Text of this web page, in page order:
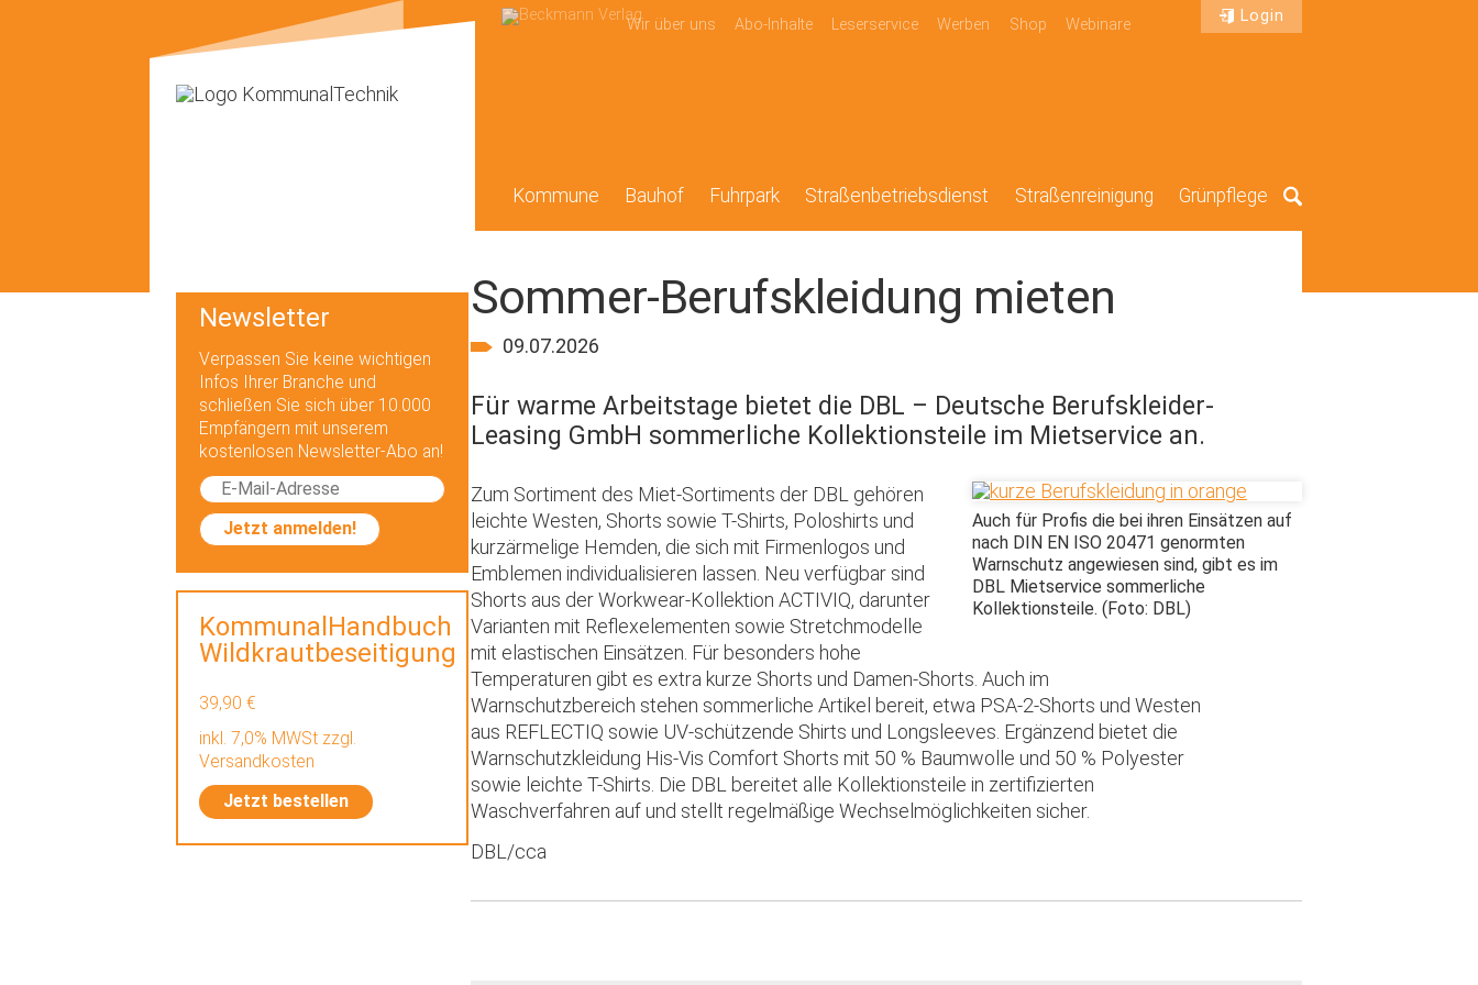
Wir über uns Abo-Inhalte Leserservice Werben Shop Webinare Login
Kommune Bauhof Fuhrpark Straßenbetriebsdienst Straßenreinigung Grünpflege Suche
Sommer-Berufskleidung mieten
09.07.2026
Für warme Arbeitstage bietet die DBL – Deutsche Berufskleider-
Leasing GmbH sommerliche Kollektionsteile im Mietservice an.
Auch für Profis die bei ihren Einsätzen auf
nach DIN EN ISO 20471 genormten
Warnschutz angewiesen sind, gibt es im
DBL Mietservice sommerliche
Kollektionsteile. (Foto: DBL)
Zum Sortiment des Miet-Sortiments der DBL gehören
leichte Westen, Shorts sowie T-Shirts, Poloshirts und
kurzärmelige Hemden, die sich mit Firmenlogos und
Emblemen individualisieren lassen. Neu verfügbar sind
Shorts aus der Workwear-Kollektion ACTIVIQ, darunter
Varianten mit Reflexelementen sowie Stretchmodelle
mit elastischen Einsätzen. Für besonders hohe
Temperaturen gibt es extra kurze Shorts und Damen-Shorts. Auch im
Warnschutzbereich stehen sommerliche Artikel bereit, etwa PSA-2-Shorts und Westen
aus REFLECTIQ sowie UV-schützende Shirts und Longsleeves. Ergänzend bietet die
Warnschutzkleidung His-Vis Comfort Shorts mit 50 % Baumwolle und 50 % Polyester
sowie leichte T-Shirts. Die DBL bereitet alle Kollektionsteile in zertifizierten
Waschverfahren auf und stellt regelmäßige Wechselmöglichkeiten sicher.
DBL/cca
Newsletter
Verpassen Sie keine wichtigen
Infos Ihrer Branche und
schließen Sie sich über 10.000
Empfängern mit unserem
kostenlosen Newsletter-Abo an!
Jetzt anmelden!
KommunalHandbuch
Wildkrautbeseitigung
39,90 €
inkl. 7,0% MWSt zzgl.
Versandkosten
Jetzt bestellen